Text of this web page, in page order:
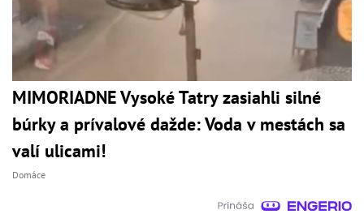
MIMORIADNE Vysoké Tatry zasiahli silné
búrky a prívalové dažde: Voda v mestách sa
valí ulicami!
Domáce